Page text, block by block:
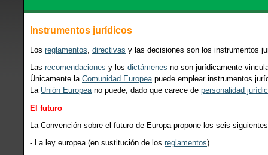
Instrumentos jurídicos
Los reglamentos, directivas y las decisiones son los instrumentos
Las recomendaciones y los dictámenes no son jurídicamente
Únicamente la Comunidad Europeapuede emplear instrumentos
La Unión Europeano puede, dado que carece de personalidad
El futuro
La Convención sobre el futuro de Europa propone los seis
- La ley europea (en sustitución de los reglamentos)